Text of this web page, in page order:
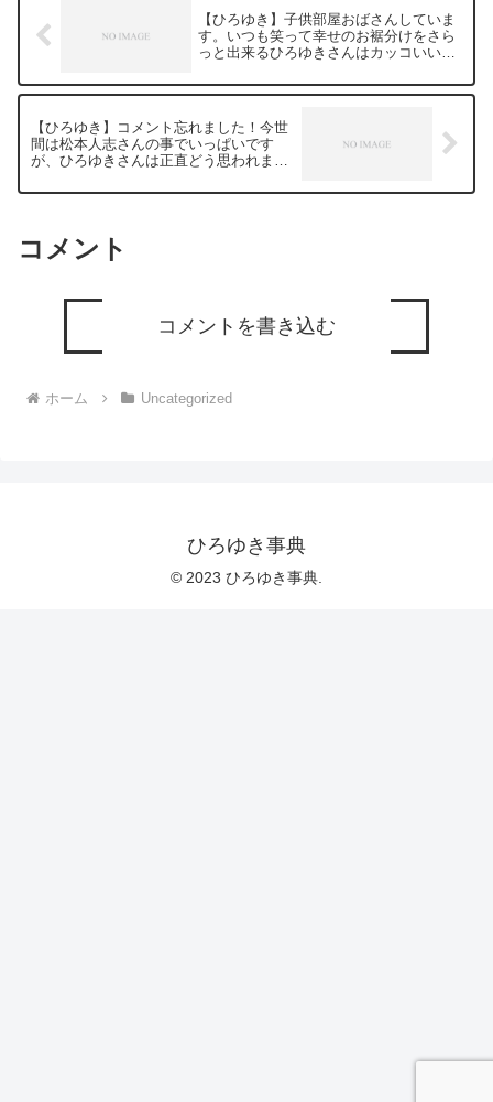
消しするかもしれないと言われました。
これは訴えるべきでしょうか？アドバイ
スを頂きたいです。元動画：能登半島に
の３。Erdingerを呑みながら。
https://www.youtube.com/watch?
v=c6MzCMgzBqw***************************
***************ひろゆきさんの動画で、寄
て頂けたら、いいね！やチャンネル登録
をよろしくお願いします。
【ひろゆき】子供部屋おばさんしていま
す。いつも笑って幸せのお裾分けをさら
っと出来るひろゆきさんはカッコいい
【ひろゆき】コメント忘れました！今世
間は松本人志さんの事でいっぱいです
が、ひろゆきさんは正直どう思われます
コメント
コメントを書き込む
ホーム Uncategorized
ひろゆき事典
© 2023 ひろゆき事典.